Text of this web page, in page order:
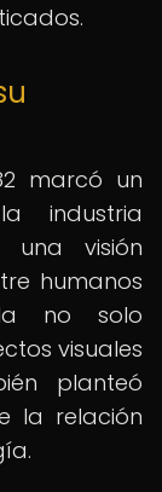
marcó un
industria
una visión
humanos
no solo
visuales
planteó
la relación